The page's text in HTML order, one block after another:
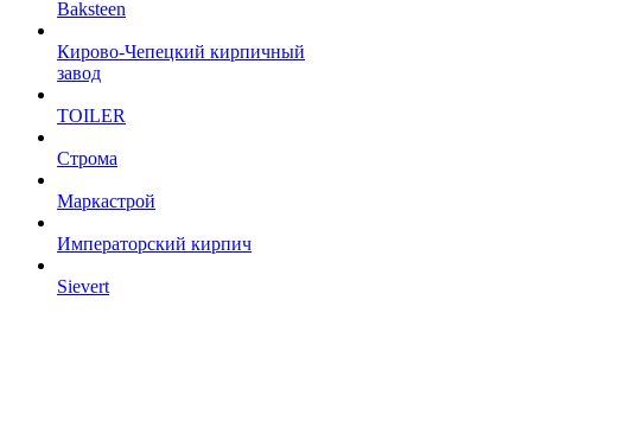
Baksteen
Кирово-Чепецкий кирпичный
завод
TOILER
Строма
Маркастрой
Императорский кирпич
Sievert